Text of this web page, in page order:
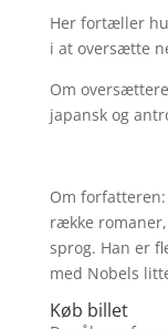
Her fortæller
i at oversætte
Om
japansk og
Om
række
sprog. Han er
med Nobels
Køb billet